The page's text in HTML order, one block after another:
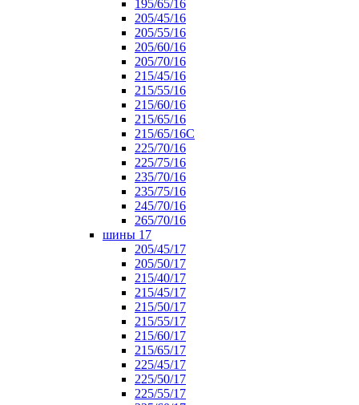
195/65/16
205/45/16
205/55/16
205/60/16
205/70/16
215/45/16
215/55/16
215/60/16
215/65/16
215/65/16С
225/70/16
225/75/16
235/70/16
235/75/16
245/70/16
265/70/16
шины 17
205/45/17
205/50/17
215/40/17
215/45/17
215/50/17
215/55/17
215/60/17
215/65/17
225/45/17
225/50/17
225/55/17